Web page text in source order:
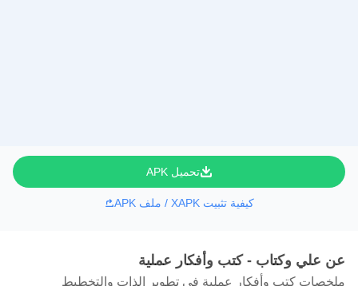
تحميل APK
كيفية تثبيت XAPK / ملف APK
عن علي وكتاب - كتب وأفكار عملية
ملخصات كتب وأفكار عملية في تطوير الذات والتخطيط